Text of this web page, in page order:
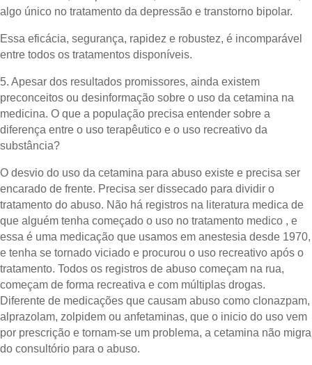
algo único no tratamento da depressão e transtorno bipolar.
Essa eficácia, segurança, rapidez e robustez, é incomparável
entre todos os tratamentos disponíveis.
5.⁠ ⁠Apesar dos resultados promissores, ainda existem
preconceitos ou desinformação sobre o uso da cetamina na
medicina. O que a população precisa entender sobre a
diferença entre o uso terapêutico e o uso recreativo da
substância?
O desvio do uso da cetamina para abuso existe e precisa ser
encarado de frente. Precisa ser dissecado para dividir o
tratamento do abuso. Não há registros na literatura medica de
que alguém tenha começado o uso no tratamento medico , e
essa é uma medicação que usamos em anestesia desde 1970,
e tenha se tornado viciado e procurou o uso recreativo após o
tratamento. Todos os registros de abuso começam na rua,
começam de forma recreativa e com múltiplas drogas.
Diferente de medicações que causam abuso como clonazpam,
alprazolam, zolpidem ou anfetaminas, que o inicio do uso vem
por prescrição e tornam-se um problema, a cetamina não migra
do consultório para o abuso.